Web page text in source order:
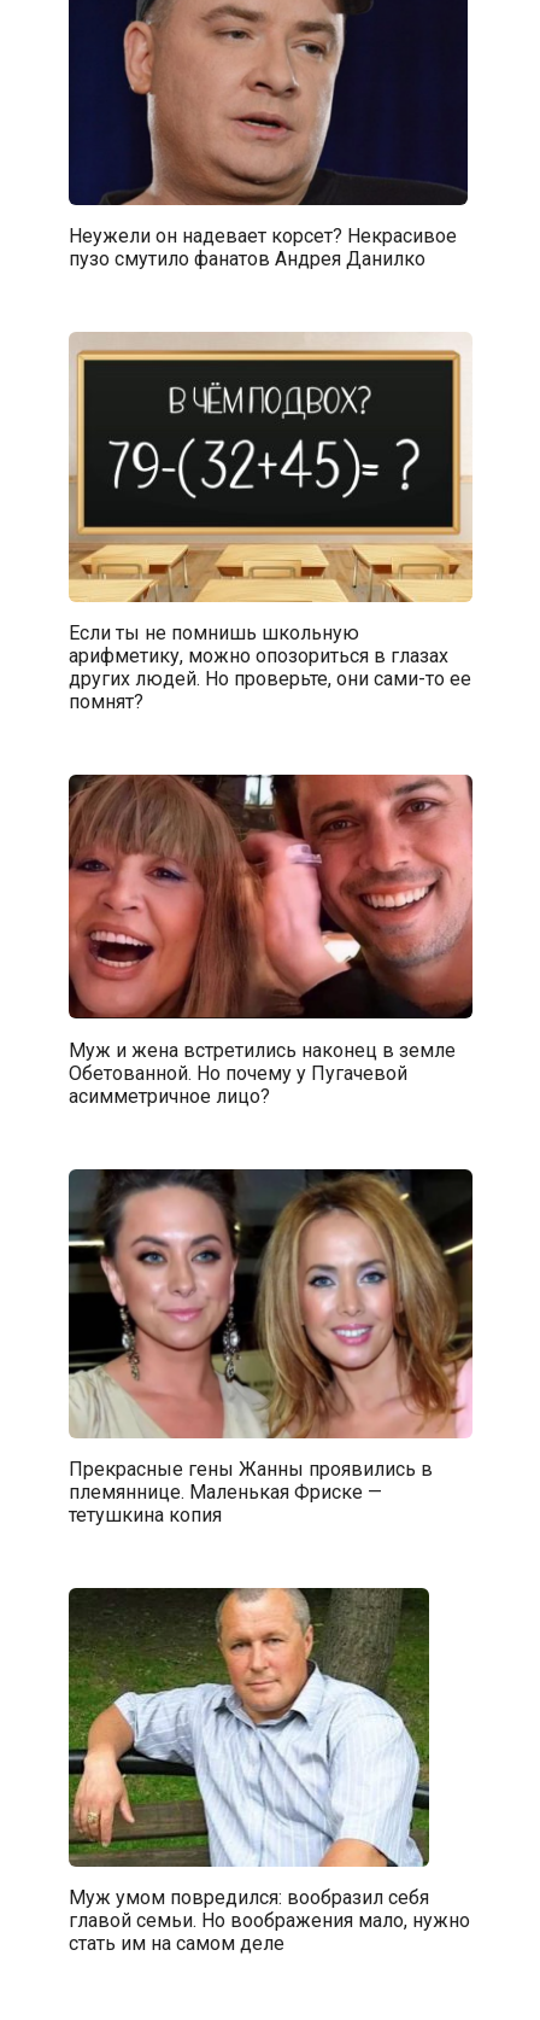
Неужели он надевает корсет? Некрасивое
пузо смутило фанатов Андрея Данилко
Если ты не помнишь школьную
арифметику, можно опозориться в глазах
других людей. Но проверьте, они сами-то ее
помнят?
Муж и жена встретились наконец в земле
Обетованной. Но почему у Пугачевой
асимметричное лицо?
Прекрасные гены Жанны проявились в
племяннице. Маленькая Фриске —
тетушкина копия
Муж умом повредился: вообразил себя
главой семьи. Но воображения мало, нужно
стать им на самом деле